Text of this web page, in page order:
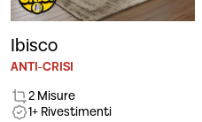
Ibisco
ANTI-CRISI
2 Misure
1+ Rivestimenti